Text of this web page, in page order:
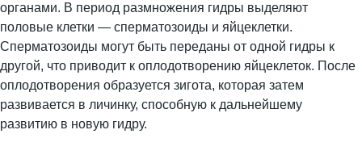
органами. В период размножения гидры выделяют
половые клетки — сперматозоиды и яйцеклетки.
Сперматозоиды могут быть переданы от одной гидры к
другой, что приводит к оплодотворению яйцеклеток. После
оплодотворения образуется зигота, которая затем
развивается в личинку, способную к дальнейшему
развитию в новую гидру.